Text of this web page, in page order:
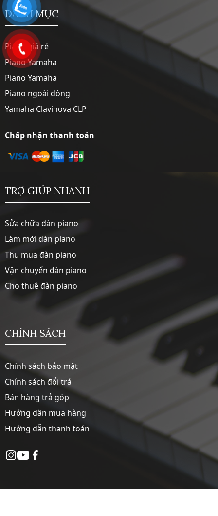
DANH MỤC
Piano giá rẻ
Piano Yamaha
Piano Yamaha
Piano ngoài dòng
Yamaha Clavinova CLP
Chấp nhận thanh toán
TRỢ GIÚP NHANH
Sửa chữa đàn piano
Làm mới đàn piano
Thu mua đàn piano
Vận chuyển đàn piano
Cho thuê đàn piano
CHÍNH SÁCH
Chính sách bảo mật
Chính sách đổi trả
Bán hàng trả góp
Hướng dẫn mua hàng
Hướng dẫn thanh toán